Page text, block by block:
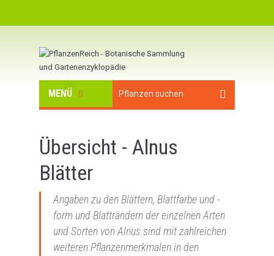
MENÜ
Übersicht - Alnus
Blätter
Angaben zu den Blättern, Blattfarbe und -
form und Blatträndern der einzelnen Arten
und Sorten von Alnus sind mit zahlreichen
weiteren Pflanzenmerkmalen in den